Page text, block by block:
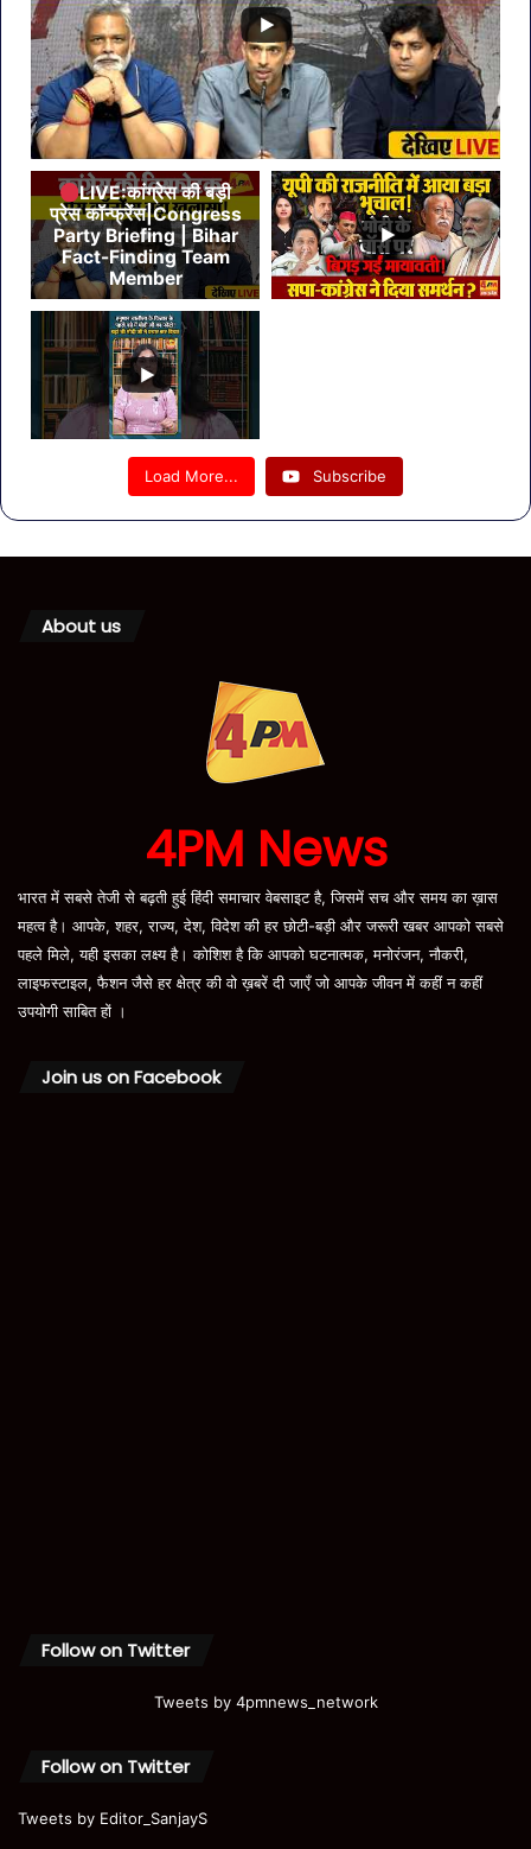
LIVE:कांग्रेस की बड़ी
प्रेस कॉन्फ्रेंस|Congress
Party Briefing | Bihar
Fact-Finding Team
Member
Load More... Subscribe
About us
4PM News
भारत में सबसे तेजी से बढ़ती हुई हिंदी समाचार वेबसाइट है, जिसमें सच और समय का ख़ास
महत्व है। आपके, शहर, राज्य, देश, विदेश की हर छोटी-बड़ी और जरूरी खबर आपको सबसे
पहले मिले, यही इसका लक्ष्य है। कोशिश है कि आपको घटनात्मक, मनोरंजन, नौकरी,
लाइफस्टाइल, फैशन जैसे हर क्षेत्र की वो ख़बरें दी जाएँ जो आपके जीवन में कहीं न कहीं
उपयोगी साबित हों ।
Join us on Facebook
Follow on Twitter
Tweets by 4pmnews_network
Follow on Twitter
Tweets by Editor_SanjayS